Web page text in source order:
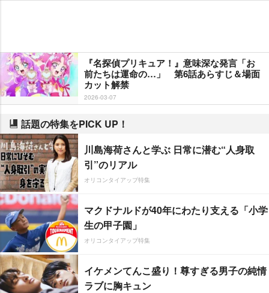
『名探偵プリキュア！』意味深な発言「お
前たちは運命の…」 第6話あらすじ＆場面
カット解禁
2026-03-07
話題の特集をPICK UP！
川島海荷さんと学ぶ 日常に潜む“人身取
引”のリアル
オリコンタイアップ特集
マクドナルドが40年にわたり支える「小学
生の甲子園」
オリコンタイアップ特集
イケメンてんこ盛り！尊すぎる男子の純情
ラブに胸キュン